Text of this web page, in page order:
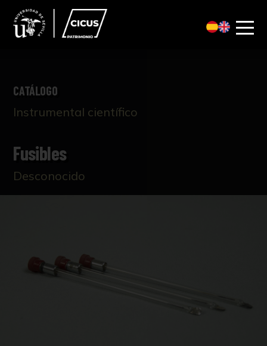
CATÁLOGO
Instrumental científico
Fusibles
Desconocido